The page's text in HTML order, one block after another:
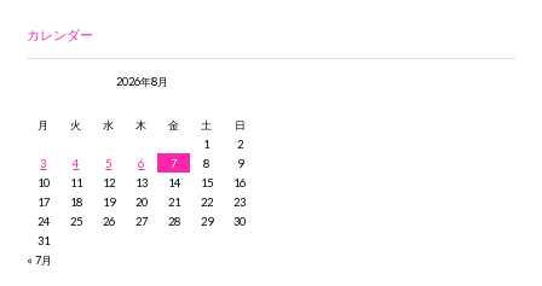
カレンダー
2026年8月
月 火 水 木 金 土
日
1
2
3
4 5 6 7 8
9
10
11 12 13 14 15
16
17
18 19 20 21 22
23
24
25 26 27 28 29
30
31
« 7月